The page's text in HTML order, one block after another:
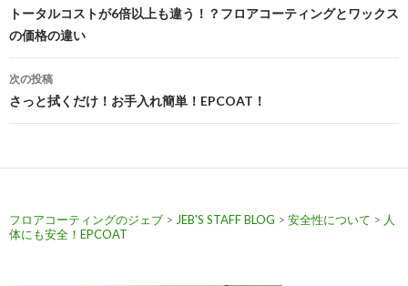
稿
ナ
ビ
ゲ
シ
ン
トータルコストが6倍以上も違う！？フロアコーティングとワックス
の価格の違い
次の投稿
さっと拭くだけ！お手入れ簡単！EPCOAT！
フロアコーティングのジェブ > JEB'S STAFF BLOG > 安全性について > 人
体にも安全！EPCOAT